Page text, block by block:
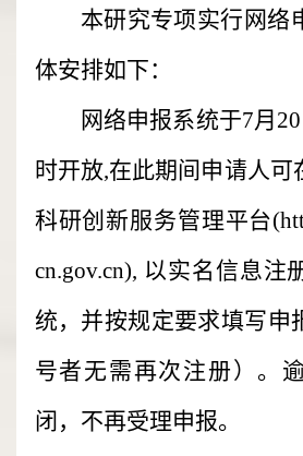
本研究专项实行网络
体安排如下：
网络申报系统于7月
时开放,在此期间申请人可
科研创新服务管理平台
cn.gov.cn), 以实名信息注
统，并按规定要求填写申
号者无需再次注册）。
闭，不再受理申报。